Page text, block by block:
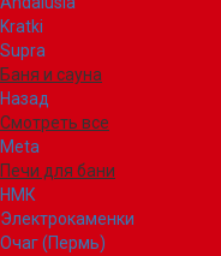
Kratki
Supra
Баня и сауна
Назад
Смотреть все
Meta
Печи для бани
НМК
Электрокаменки
Очаг (Пермь)